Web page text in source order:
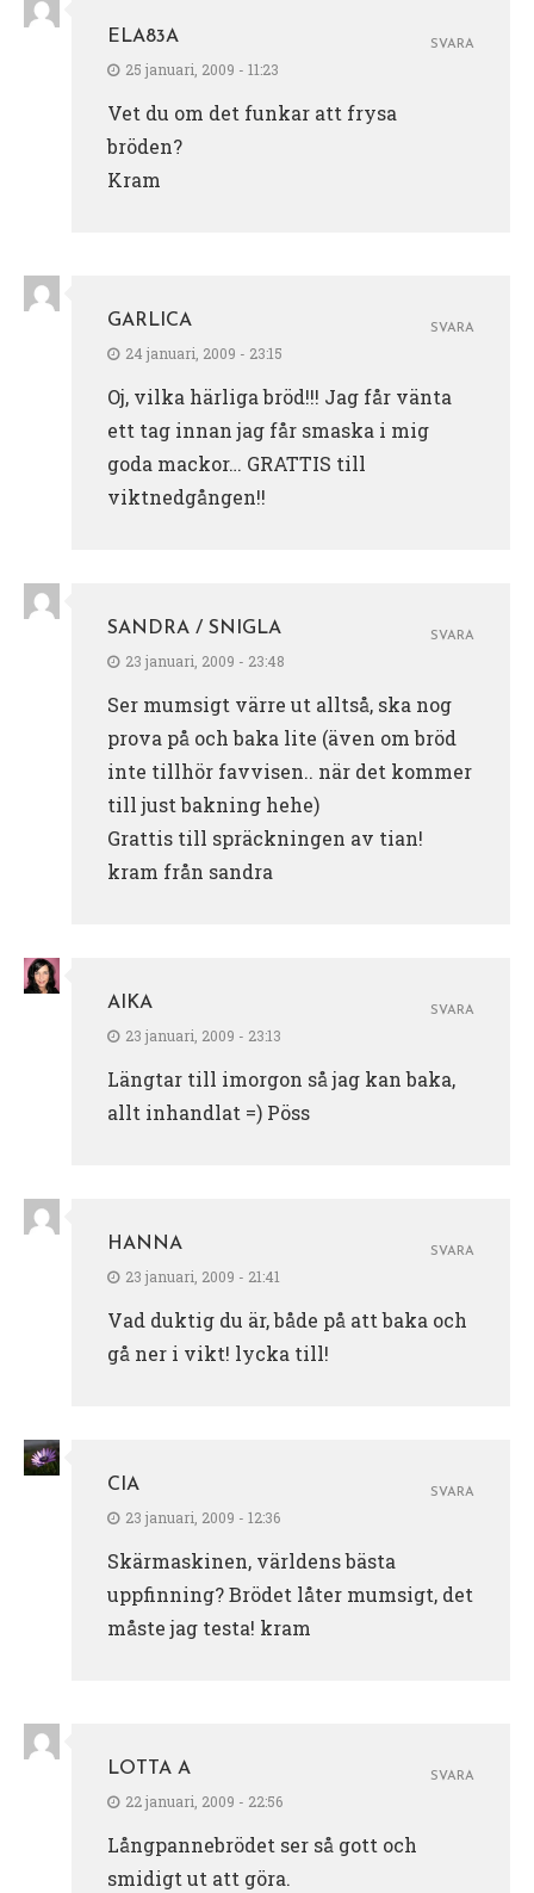
ELA83A
25 januari, 2009 - 11:23
Vet du om det funkar att frysa
bröden?
Kram
SVARA
GARLICA
24 januari, 2009 - 23:15
Oj, vilka härliga bröd!!! Jag får vänta
ett tag innan jag får smaska i mig
goda mackor… GRATTIS till
viktnedgången!!
SVARA
SANDRA / SNIGLA
23 januari, 2009 - 23:48
Ser mumsigt värre ut alltså, ska nog
prova på och baka lite (även om bröd
inte tillhör favvisen.. när det kommer
till just bakning hehe)
Grattis till spräckningen av tian!
kram från sandra
SVARA
AIKA
23 januari, 2009 - 23:13
Längtar till imorgon så jag kan baka,
allt inhandlat =) Pöss
SVARA
HANNA
23 januari, 2009 - 21:41
Vad duktig du är, både på att baka och
gå ner i vikt! lycka till!
SVARA
CIA
23 januari, 2009 - 12:36
Skärmaskinen, världens bästa
uppfinning? Brödet låter mumsigt, det
måste jag testa! kram
SVARA
LOTTA A
22 januari, 2009 - 22:56
Långpannebrödet ser så gott och
smidigt ut att göra.
SVARA